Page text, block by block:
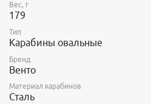
Вес, г
179
Тип
Карабины овальные
Бренд
Венто
Материал карабинов
Сталь